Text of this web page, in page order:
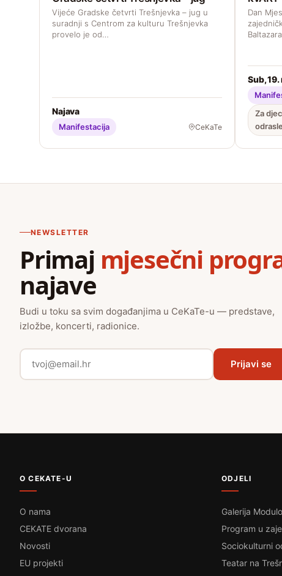
Vijeće Gradske četvrti Trešnjevka – jug u
suradnji s Centrom za kulturu Trešnjevka
provelo je od…
Najava
Manifestacija CeKaTe
Dan
Sub,
Za
odrasle
NEWSLETTER
Primaj mjesečni
najave
Budi u toku sa svim događanjima u CeKaTe-u — predstave,
izložbe, koncerti, radionice.
Prijavi se
O CEKATE-U
O nama
CEKATE dvorana
Novosti
EU projekti
ODJELI
Galerija
Program u
Sociokulturni
Teatar na